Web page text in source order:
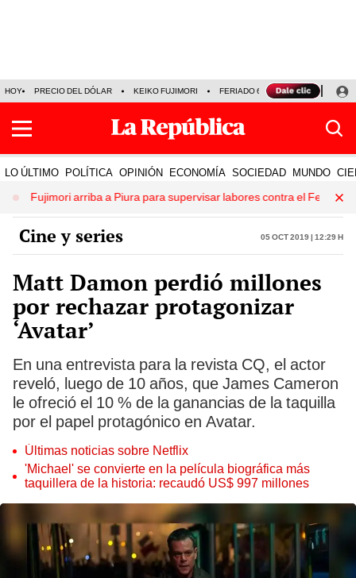
HOY PRECIO DEL DÓLAR KEIKO FUJIMORI FERIADO 6 DE AGOSTO
LO ÚLTIMO POLÍTICA OPINIÓN ECONOMÍA SOCIEDAD MUNDO
arriba a Piura para supervisar labores contra el Fenómeno de El
Cine y series 05 Oct 2019 | 12:29 h
Matt Damon perdió millones
por rechazar protagonizar
‘Avatar’
En una entrevista para la revista CQ, el actor
reveló, luego de 10 años, que James Cameron
le ofreció el 10 % de la ganancias de la taquilla
por el papel protagónico en Avatar.
Últimas noticias sobre Netflix
'Michael' se convierte en la película biográfica más
taquillera de la historia: recaudó US$ 997 millones